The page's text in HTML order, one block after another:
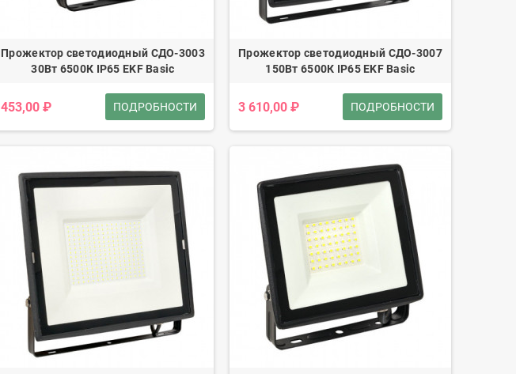
Прожектор светодиодный СДО-3003
30Вт 6500К IP65 EKF Basic
453,00 ₽ ПОДРОБНОСТИ
Прожектор светодиодный СДО-3007
150Вт 6500К IP65 EKF Basic
3 610,00 ₽ ПОДРОБНОСТИ